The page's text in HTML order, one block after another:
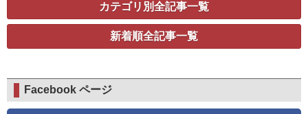
カテゴリ別全記事一覧
新着順全記事一覧
Facebook ページ